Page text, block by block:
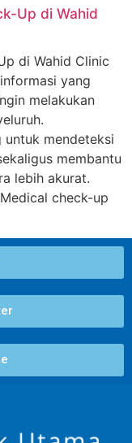
Up di Wahid
di Wahid Clinic
yang
melakukan
untuk mendeteksi
membantu
lebih akurat.
check-up